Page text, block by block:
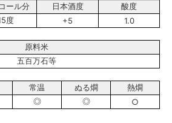
ール分 日本酒度
酸度
度 +5 1.0
原料米
五百万石等
常温 ぬる燗
熱燗
◎ ◎ ○